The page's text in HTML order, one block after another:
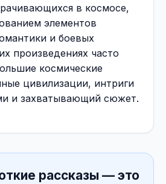
в космосе,
элементов
и боевых
произведениях часто
космические
цивилизации, интриги
и захватывающий сюжет.
рассказы — это